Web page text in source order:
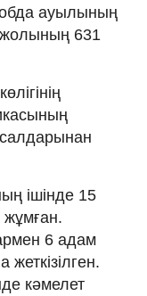
ауылының
631
ішінде 15
жұмған.
6 адам
кәмелет